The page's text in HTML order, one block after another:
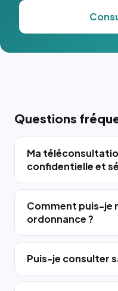
Questions
Ma
confidentielle et
Comment puis-je
ordonnance ?
Puis-je consulter